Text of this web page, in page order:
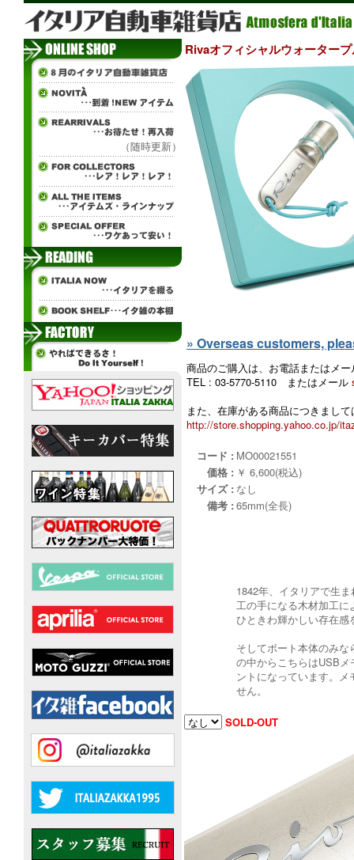
（随時更新）
Rivaオフィシャルウォーター
» Overseas customers,
商品のご購入は、お電話またはメ
TEL : 03-5770-5110 またはメール
また、在庫がある商品につきまし
http://store.shopping.yahoo.co.jp/
コード : MO00021551
価格 : ￥ 6,600(税込)
サイズ : なし
備考 : 65mm(全長)
1842年、イタリアで生
工の手になる木材加工
ひときわ輝かしい存在感
そしてボート本体のみ
の中からこちらはUSB
ントになっています。
せん。
SOLD-OUT